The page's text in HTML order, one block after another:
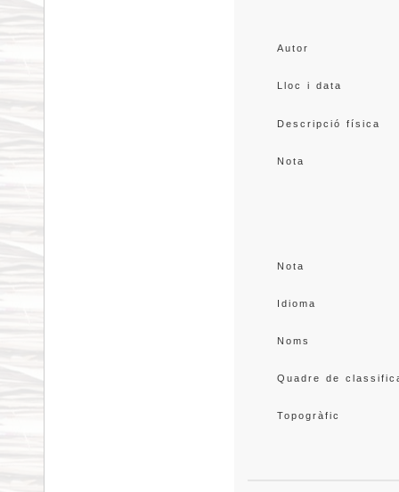
Autor
Lloc i data
Descripció física
Nota
Nota
Idioma
Noms
Quadre de
Topogràfic